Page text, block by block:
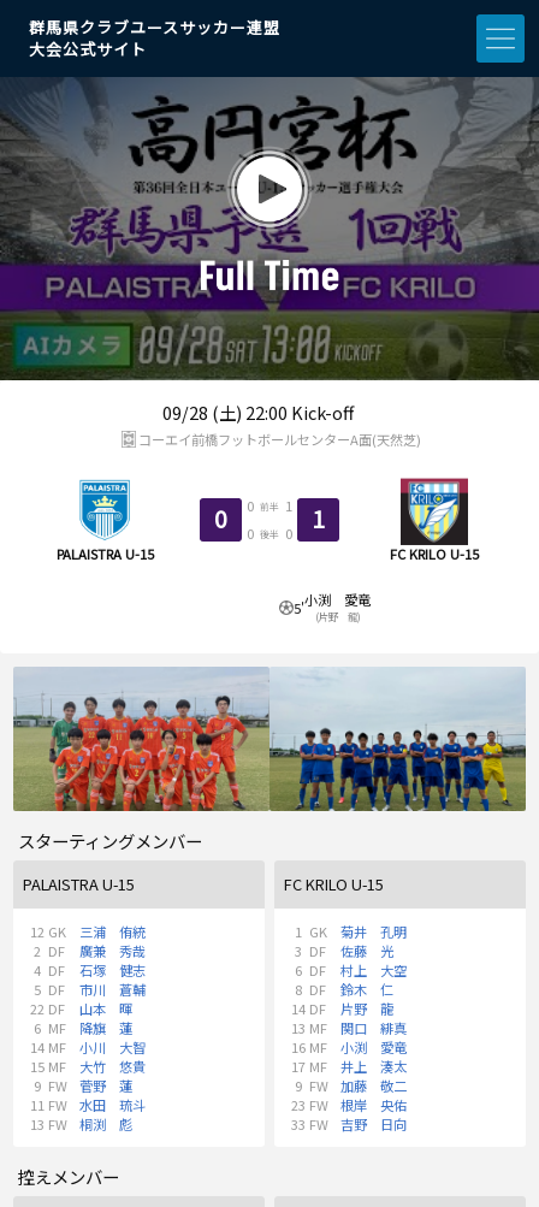
群馬県クラブユースサッカー連盟
大会公式サイト
09/28 (土) 22:00 Kick-off
PALAISTRA U-15
0 0 前半
1
0 後半 0 1
FC KRILO U-15
5'小渕 愛竜
(片野 龍)
コーエイ前橋フットボールセンターA面(天然芝)
スターティングメンバー
PALAISTRA U-15
12 GK
三浦 侑統
2 DF
廣兼 秀哉
4 DF
石塚 健志
5 DF
市川 蒼輔
22 DF
山本 暉
6 MF
降旗 蓮
14 MF
小川 大智
15 MF
大竹 悠貴
9 FW
菅野 蓮
11 FW
水田 琉斗
13 FW 桐渕 彪
FC KRILO U-15
1 GK
菊井 孔明
3 DF
佐藤 光
6 DF
村上 大空
8 DF
鈴木 仁
14 DF
片野 龍
13 MF
関口 緋真
16 MF
小渕 愛竜
17 MF
井上 湊太
9 FW
加藤 敬二
23 FW
根岸 央佑
33 FW 吉野 日向
控えメンバー